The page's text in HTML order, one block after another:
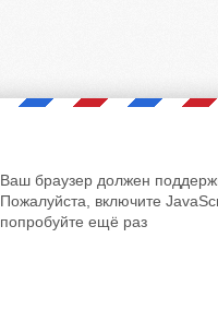
Ваш браузер должен
Пожалуйста, включите
попробуйте ещё раз